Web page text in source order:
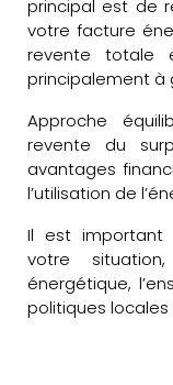
principal est de
votre facture
revente totale
principalement à
Approche
revente du
avantages
l’utilisation de
Il est important
votre
énergétique,
politiques locales